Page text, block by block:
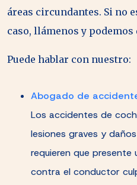
áreas circundantes. Si no
caso, llámenos y
Puede hablar con nuestro:
Abogado de
Los accidentes de
lesiones graves y
requieren que presente
contra el conductor